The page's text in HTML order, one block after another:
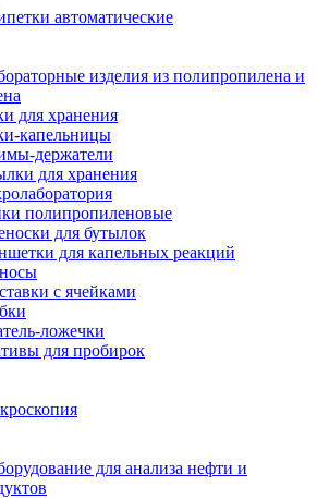
автоматические
изделия из полипропилена и
для хранения
капельницы
держатели
для хранения
полипропиленовые
для бутылок
для капельных реакций
с ячейками
ложечки
для пробирок
для анализа нефти и